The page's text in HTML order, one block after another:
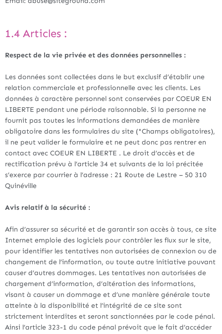
1.4 Articles :
Respect de la vie privée et des données personnelles :
Les données sont collectées dans le but exclusif d’établir une
relation commerciale et professionnelle avec les clients. Les
données à caractère personnel sont conservées par COEUR EN
LIBERTE pendant une période raisonnable. Si la personne ne
fournit pas toutes les informations demandées de manière
obligatoire dans les formulaires du site (*Champs obligatoires),
il ne peut valider le formulaire et ne peut donc pas rentrer en
contact avec COEUR EN LIBERTE . Le droit d’accès et de
rectification prévu à l’article 34 et suivants de la loi précitée
s’exerce par courrier à l’adresse : 21 Route de Lestre – 50 310
Quinéville
Avis relatif à la sécurité :
Afin d’assurer sa sécurité et de garantir son accès à tous, ce site
Internet emploie des logiciels pour contrôler les flux sur le site,
pour identifier les tentatives non autorisées de connexion ou de
changement de l’information, ou toute autre initiative pouvant
causer d’autres dommages. Les tentatives non autorisées de
chargement d’information, d’altération des informations,
visant à causer un dommage et d’une manière générale toute
atteinte à la disponibilité et l’intégrité de ce site sont
strictement interdites et seront sanctionnées par le code pénal.
Ainsi l’article 323-1 du code pénal prévoit que le fait d’accéder